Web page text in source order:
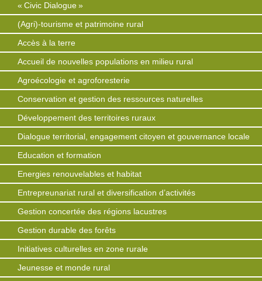
« Civic Dialogue »
(Agri)-tourisme et patrimoine rural
Accès à la terre
Accueil de nouvelles populations en milieu rural
Agroécologie et agroforesterie
Conservation et gestion des ressources naturelles
Développement des territoires ruraux
Dialogue territorial, engagement citoyen et gouvernance locale
Education et formation
Energies renouvelables et habitat
Entrepreunariat rural et diversification d’activités
Gestion concertée des régions lacustres
Gestion durable des forêts
Initiatives culturelles en zone rurale
Jeunesse et monde rural